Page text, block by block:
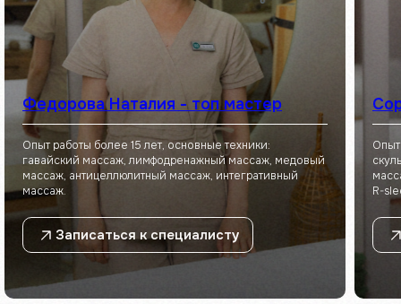
Федорова Наталия - топ мастер
Опыт работы более 15 лет, основные техники:
гавайский массаж, лимфодренажный массаж, медовый
массаж, антицеллюлитный массаж, интегративный
массаж.
Записаться к специалисту
R-